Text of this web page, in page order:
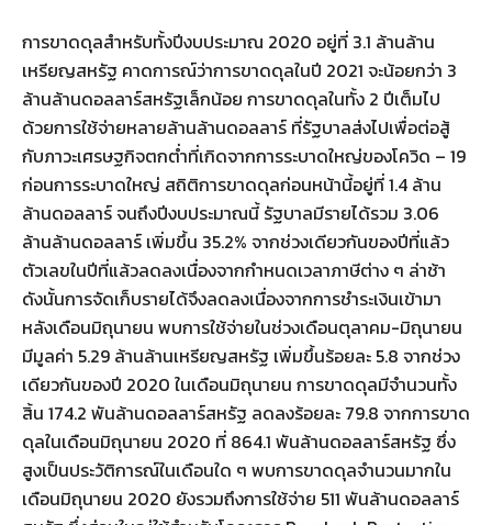
การขาดดุลสำหรับทั้งปีงบประมาณ 2020 อยู่ที่ 3.1 ล้านล้าน
เหรียญสหรัฐ คาดการณ์ว่าการขาดดุลในปี 2021 จะน้อยกว่า 3
ล้านล้านดอลลาร์สหรัฐเล็กน้อย การขาดดุลในทั้ง 2 ปีเต็มไป
ด้วยการใช้จ่ายหลายล้านล้านดอลลาร์ ที่รัฐบาลส่งไปเพื่อต่อสู้
กับภาวะเศรษฐกิจตกต่ำที่เกิดจากการระบาดใหญ่ของโควิด – 19
ก่อนการระบาดใหญ่ สถิติการขาดดุลก่อนหน้านี้อยู่ที่ 1.4 ล้าน
ล้านดอลลาร์ จนถึงปีงบประมาณนี้ รัฐบาลมีรายได้รวม 3.06
ล้านล้านดอลลาร์ เพิ่มขึ้น 35.2% จากช่วงเดียวกันของปีที่แล้ว
ตัวเลขในปีที่แล้วลดลงเนื่องจากกำหนดเวลาภาษีต่าง ๆ ล่าช้า
ดังนั้นการจัดเก็บรายได้จึงลดลงเนื่องจากการชำระเงินเข้ามา
หลังเดือนมิถุนายน พบการใช้จ่ายในช่วงเดือนตุลาคม-มิถุนายน
มีมูลค่า 5.29 ล้านล้านเหรียญสหรัฐ เพิ่มขึ้นร้อยละ 5.8 จากช่วง
เดียวกันของปี 2020 ในเดือนมิถุนายน การขาดดุลมีจำนวนทั้ง
สิ้น 174.2 พันล้านดอลลาร์สหรัฐ ลดลงร้อยละ 79.8 จากการขาด
ดุลในเดือนมิถุนายน 2020 ที่ 864.1 พันล้านดอลลาร์สหรัฐ ซึ่ง
สูงเป็นประวัติการณ์ในเดือนใด ๆ พบการขาดดุลจำนวนมากใน
เดือนมิถุนายน 2020 ยังรวมถึงการใช้จ่าย 511 พันล้านดอลลาร์